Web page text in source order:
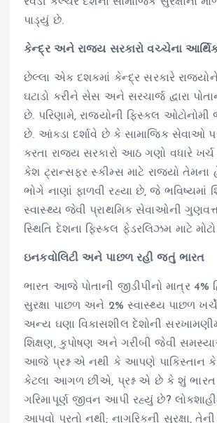
પાડ્યું છે.
કેન્દ્ર અને રાજ્ય સરકારો વચ્ચેના આર્થિક
છેલ્લા એક દશકમાં કેન્દ્ર સરકારે
ઘટાડો કરીને સેસ અને સરચાર્જ દ્વારા
છે. પરિણામે, રાજ્યોની ફિસ્કલ ઓટોનોમી
છે. આંકડા દર્શાવે છે કે સામાજિક સેવાઓ
કરતા રાજ્ય સરકારો આઠ ગણો વધારે ખર્ચ
કેશ ટ્રાન્સફર સ્કીમ્સ માટે રાજ્યો
ભોગે નાણાં ફાળવી રહ્યા છે, જે ભવિષ્યમાં
સ્વાસ્થ્ય જેવી પ્રાથમિક સેવાઓની
સ્થિતિ દેશના ફિસ્કલ ફેડરલિઝમ માટે
ઇનકવોલિટી અને પાછળ રહી જતું ભારત
ભારત આજે પોતાની જીડીપીનો માત્ર 4%
સુરક્ષા પાછળ અને 2% સ્વાસ્થ્ય પાછળ
અન્ય ઘણા વિકાસશીલ દેશોની
શિક્ષણ, કુપોષણ અને ગરીબી જેવી
આજે પ્રશ્ન એ નથી કે આપણે પાકિસ્તાન કે
કેટલા આગળ છીએ, પ્રશ્ન એ છે કે શું ભારત
ગરિમાપૂર્ણ જીવન આપી રહ્યું છે?
આપવો પૂરતો નથી; નાગરિકની સુરક્ષા,